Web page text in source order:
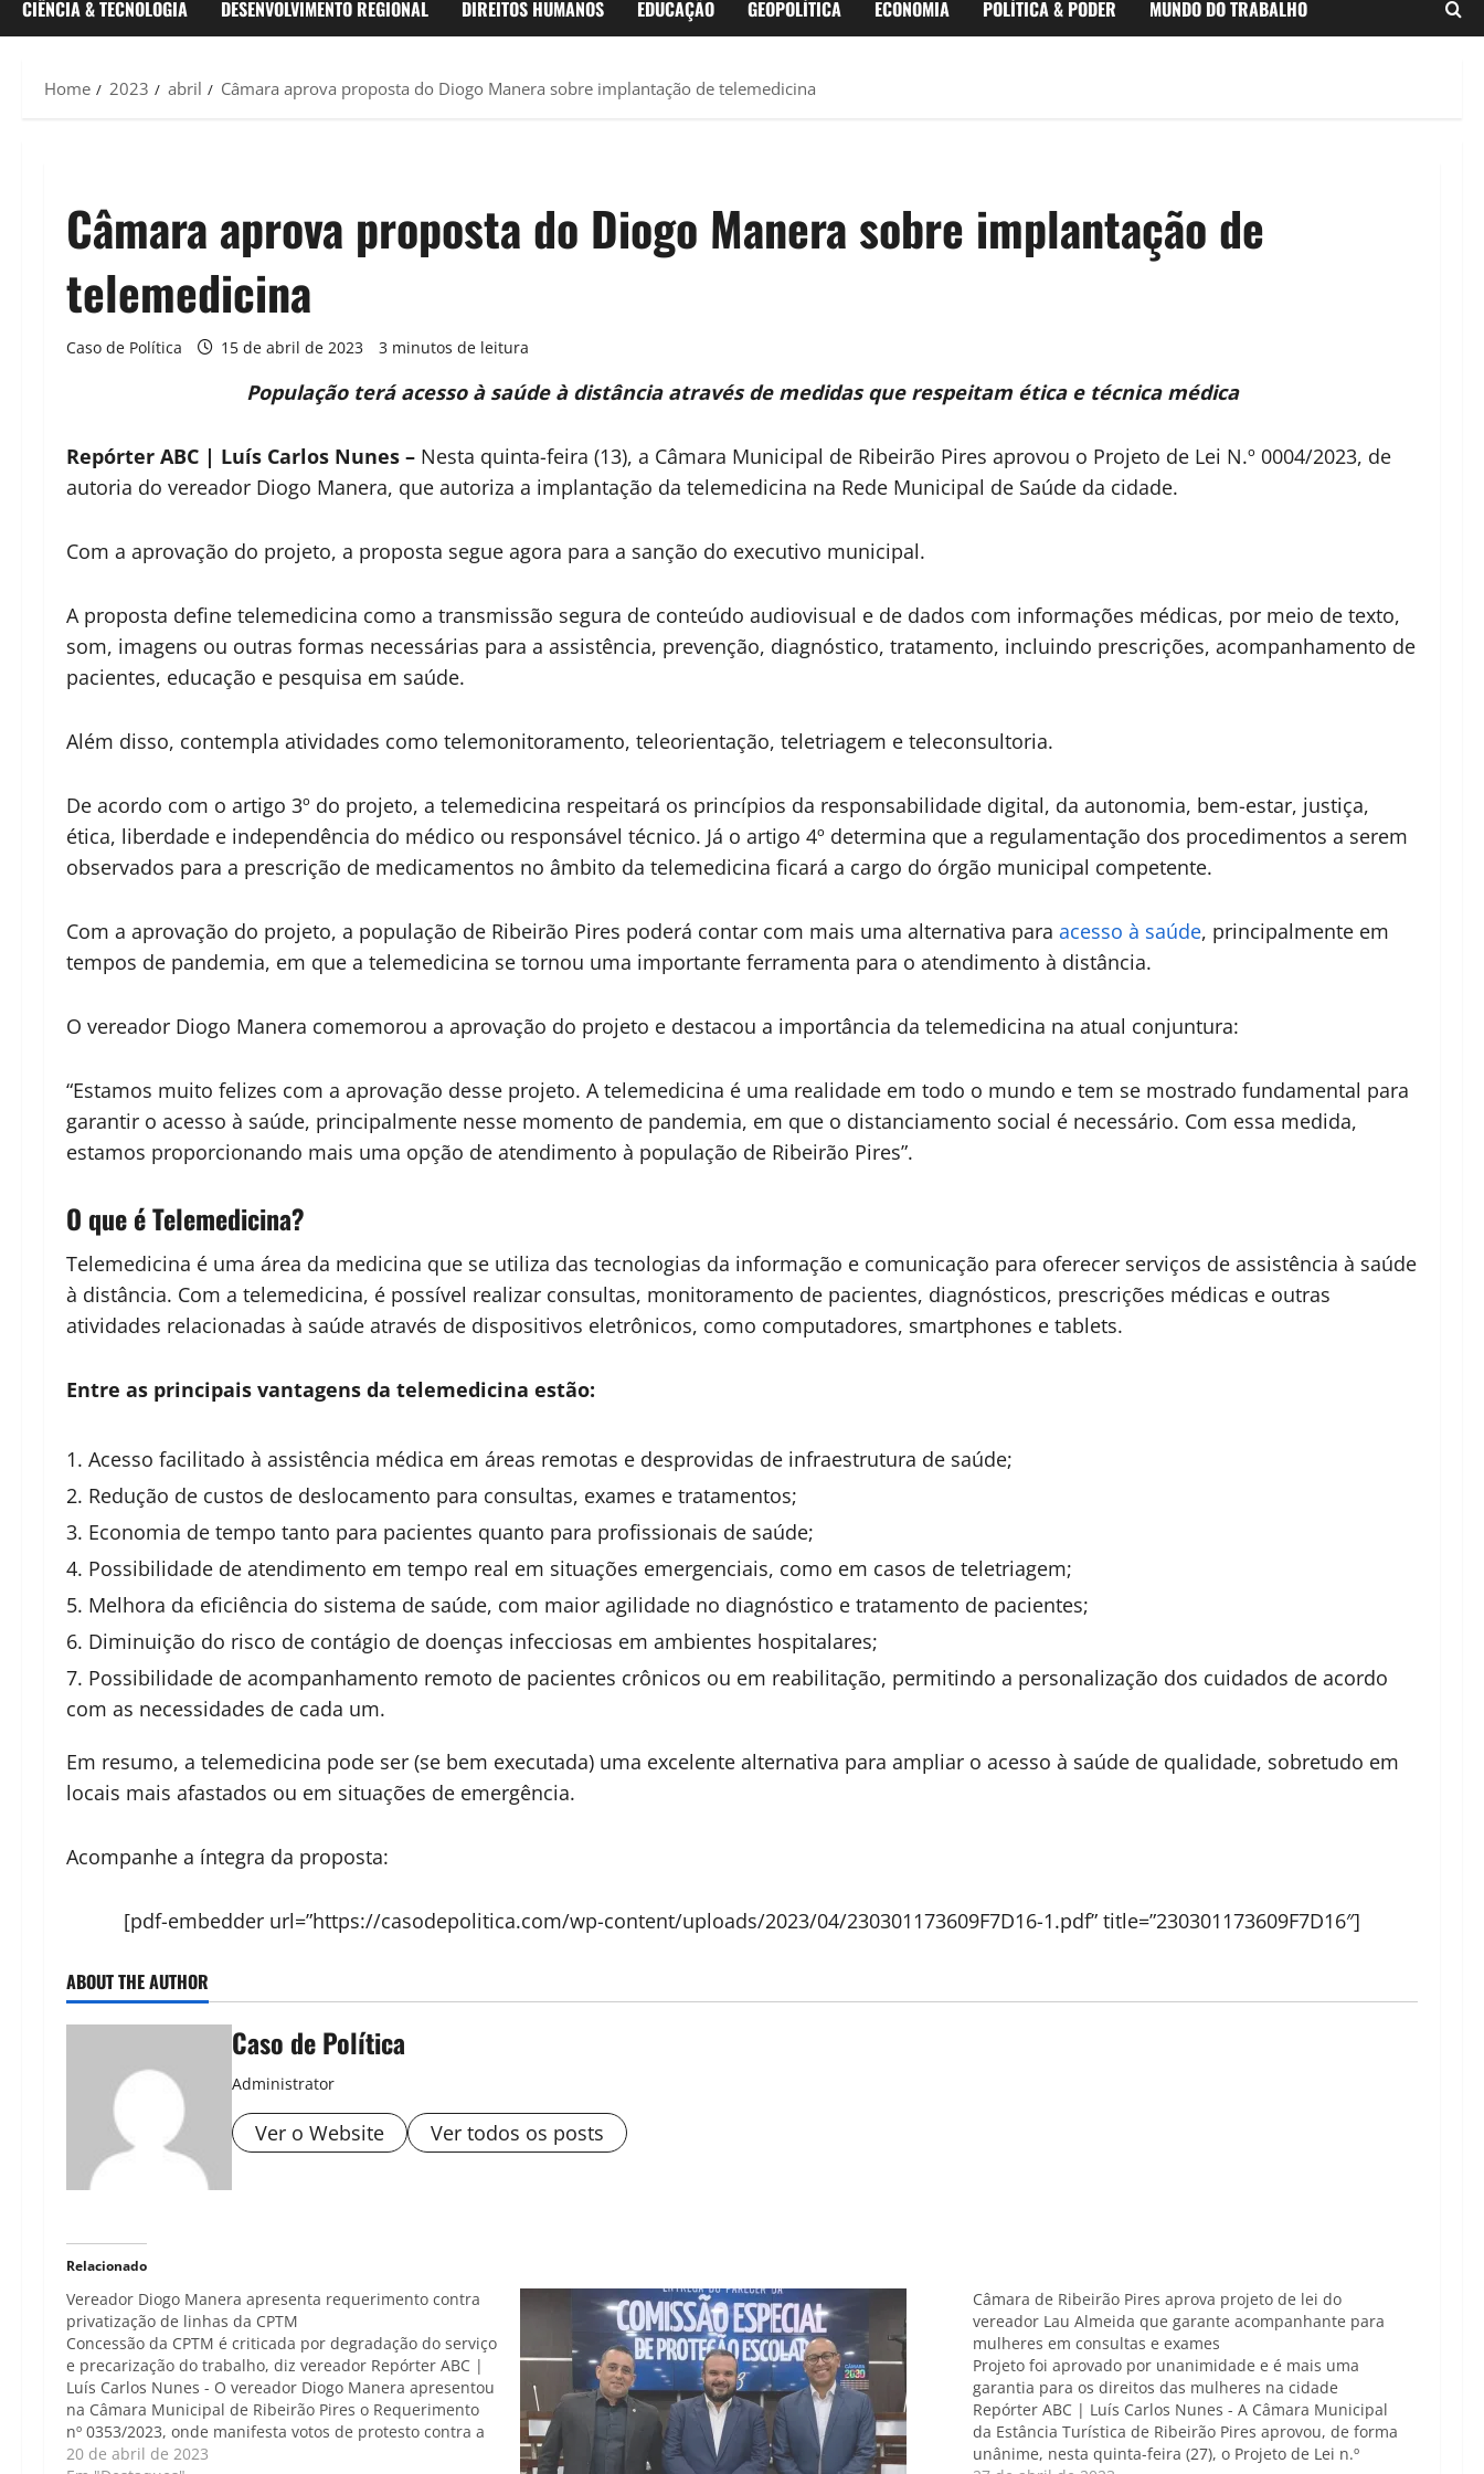
CIÊNCIA & TECNOLOGIA DESENVOLVIMENTO REGIONAL DIREITOS HUMANOS EDUCAÇÃO GEOPOLÍTICA ECONOMIA POLÍTICA & PODER MUNDO DO TRABALHO
Home 2023 abril Câmara aprova proposta do Diogo Manera sobre implantação de telemedicina
Câmara aprova proposta do Diogo Manera sobre implantação de
telemedicina
Caso de Política 15 de abril de 2023 3 minutos de leitura
População terá acesso à saúde à distância através de medidas que respeitam ética e técnica médica
Repórter ABC | Luís Carlos Nunes – Nesta quinta-feira (13), a Câmara Municipal de Ribeirão Pires aprovou o Projeto de Lei N.º 0004/2023, de
autoria do vereador Diogo Manera, que autoriza a implantação da telemedicina na Rede Municipal de Saúde da cidade.
Com a aprovação do projeto, a proposta segue agora para a sanção do executivo municipal.
A proposta define telemedicina como a transmissão segura de conteúdo audiovisual e de dados com informações médicas, por meio de texto,
som, imagens ou outras formas necessárias para a assistência, prevenção, diagnóstico, tratamento, incluindo prescrições, acompanhamento de
pacientes, educação e pesquisa em saúde.
Além disso, contempla atividades como telemonitoramento, teleorientação, teletriagem e teleconsultoria.
De acordo com o artigo 3º do projeto, a telemedicina respeitará os princípios da responsabilidade digital, da autonomia, bem-estar, justiça,
ética, liberdade e independência do médico ou responsável técnico. Já o artigo 4º determina que a regulamentação dos procedimentos a serem
observados para a prescrição de medicamentos no âmbito da telemedicina ficará a cargo do órgão municipal competente.
Com a aprovação do projeto, a população de Ribeirão Pires poderá contar com mais uma alternativa para acesso à saúde, principalmente em
tempos de pandemia, em que a telemedicina se tornou uma importante ferramenta para o atendimento à distância.
O vereador Diogo Manera comemorou a aprovação do projeto e destacou a importância da telemedicina na atual conjuntura:
“Estamos muito felizes com a aprovação desse projeto. A telemedicina é uma realidade em todo o mundo e tem se mostrado fundamental para
garantir o acesso à saúde, principalmente nesse momento de pandemia, em que o distanciamento social é necessário. Com essa medida,
estamos proporcionando mais uma opção de atendimento à população de Ribeirão Pires”.
O que é Telemedicina?
Telemedicina é uma área da medicina que se utiliza das tecnologias da informação e comunicação para oferecer serviços de assistência à saúde
à distância. Com a telemedicina, é possível realizar consultas, monitoramento de pacientes, diagnósticos, prescrições médicas e outras
atividades relacionadas à saúde através de dispositivos eletrônicos, como computadores, smartphones e tablets.
Entre as principais vantagens da telemedicina estão:
Acesso facilitado à assistência médica em áreas remotas e desprovidas de infraestrutura de saúde;
Redução de custos de deslocamento para consultas, exames e tratamentos;
Economia de tempo tanto para pacientes quanto para profissionais de saúde;
Possibilidade de atendimento em tempo real em situações emergenciais, como em casos de teletriagem;
Melhora da eficiência do sistema de saúde, com maior agilidade no diagnóstico e tratamento de pacientes;
Diminuição do risco de contágio de doenças infecciosas em ambientes hospitalares;
Possibilidade de acompanhamento remoto de pacientes crônicos ou em reabilitação, permitindo a personalização dos cuidados de acordo
com as necessidades de cada um.
Em resumo, a telemedicina pode ser (se bem executada) uma excelente alternativa para ampliar o acesso à saúde de qualidade, sobretudo em
locais mais afastados ou em situações de emergência.
Acompanhe a íntegra da proposta:
[pdf-embedder url=”https://casodepolitica.com/wp-content/uploads/2023/04/230301173609F7D16-1.pdf” title=”230301173609F7D16″]
ABOUT THE AUTHOR
Caso de Política
Administrator
Ver o Website Ver todos os posts
Relacionado
Vereador Diogo Manera apresenta requerimento contra
privatização de linhas da CPTM
Concessão da CPTM é criticada por degradação do serviço
e precarização do trabalho, diz vereador Repórter ABC |
Luís Carlos Nunes - O vereador Diogo Manera apresentou
na Câmara Municipal de Ribeirão Pires o Requerimento
nº 0353/2023, onde manifesta votos de protesto contra a
concessão das linhas 07, 10, 11,…
20 de abril de 2023
Câmara de Ribeirão Pires aprova projeto de lei do
vereador Lau Almeida que garante acompanhante para
mulheres em consultas e exames
Projeto foi aprovado por unanimidade e é mais uma
garantia para os direitos das mulheres na cidade
Repórter ABC | Luís Carlos Nunes - A Câmara Municipal
da Estância Turística de Ribeirão Pires aprovou, de forma
unânime, nesta quinta-feira (27), o Projeto de Lei n.º